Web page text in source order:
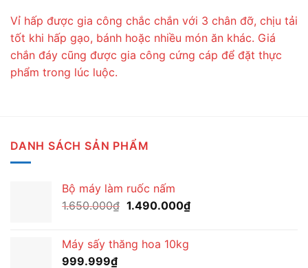
Vỉ hấp được gia công chắc chắn với 3 chân đỡ, chịu tải
tốt khi hấp gạo, bánh hoặc nhiều món ăn khác. Giá
chắn đáy cũng được gia công cứng cáp để đặt thực
phẩm trong lúc luộc.
DANH SÁCH SẢN PHẨM
Bộ máy làm ruốc nấm
1.650.000₫ Giá
1.650.000₫.
1.490.000₫Giá
Máy sấy thăng hoa 10kg
999.999₫